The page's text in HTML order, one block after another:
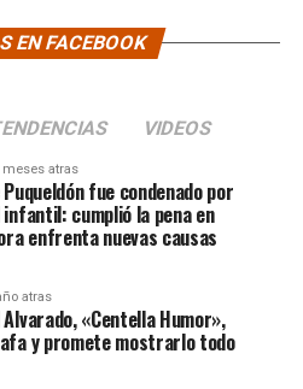
EN FACEBOOK
VIDEOS
meses atras
fue condenado por
infantil: cumplió la pena en
enfrenta nuevas causas
atras
«Centella Humor»,
y promete mostrarlo todo